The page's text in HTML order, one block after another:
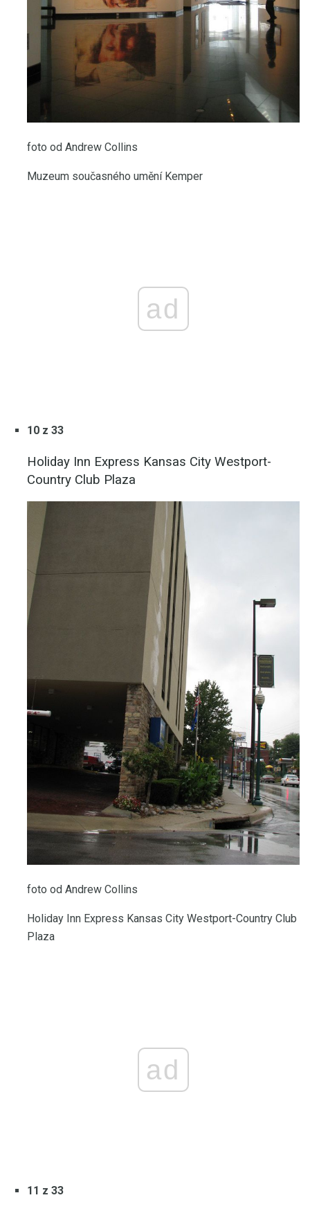
foto od Andrew Collins
Muzeum současného umění Kemper
ad
10 z 33
Holiday Inn Express Kansas City Westport-
Country Club Plaza
foto od Andrew Collins
Holiday Inn Express Kansas City Westport-Country Club
Plaza
ad
11 z 33